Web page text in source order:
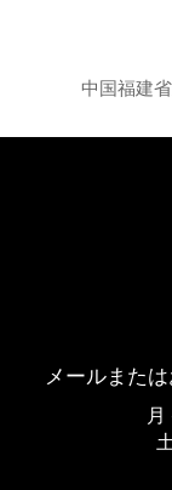
中国福建
メールまた